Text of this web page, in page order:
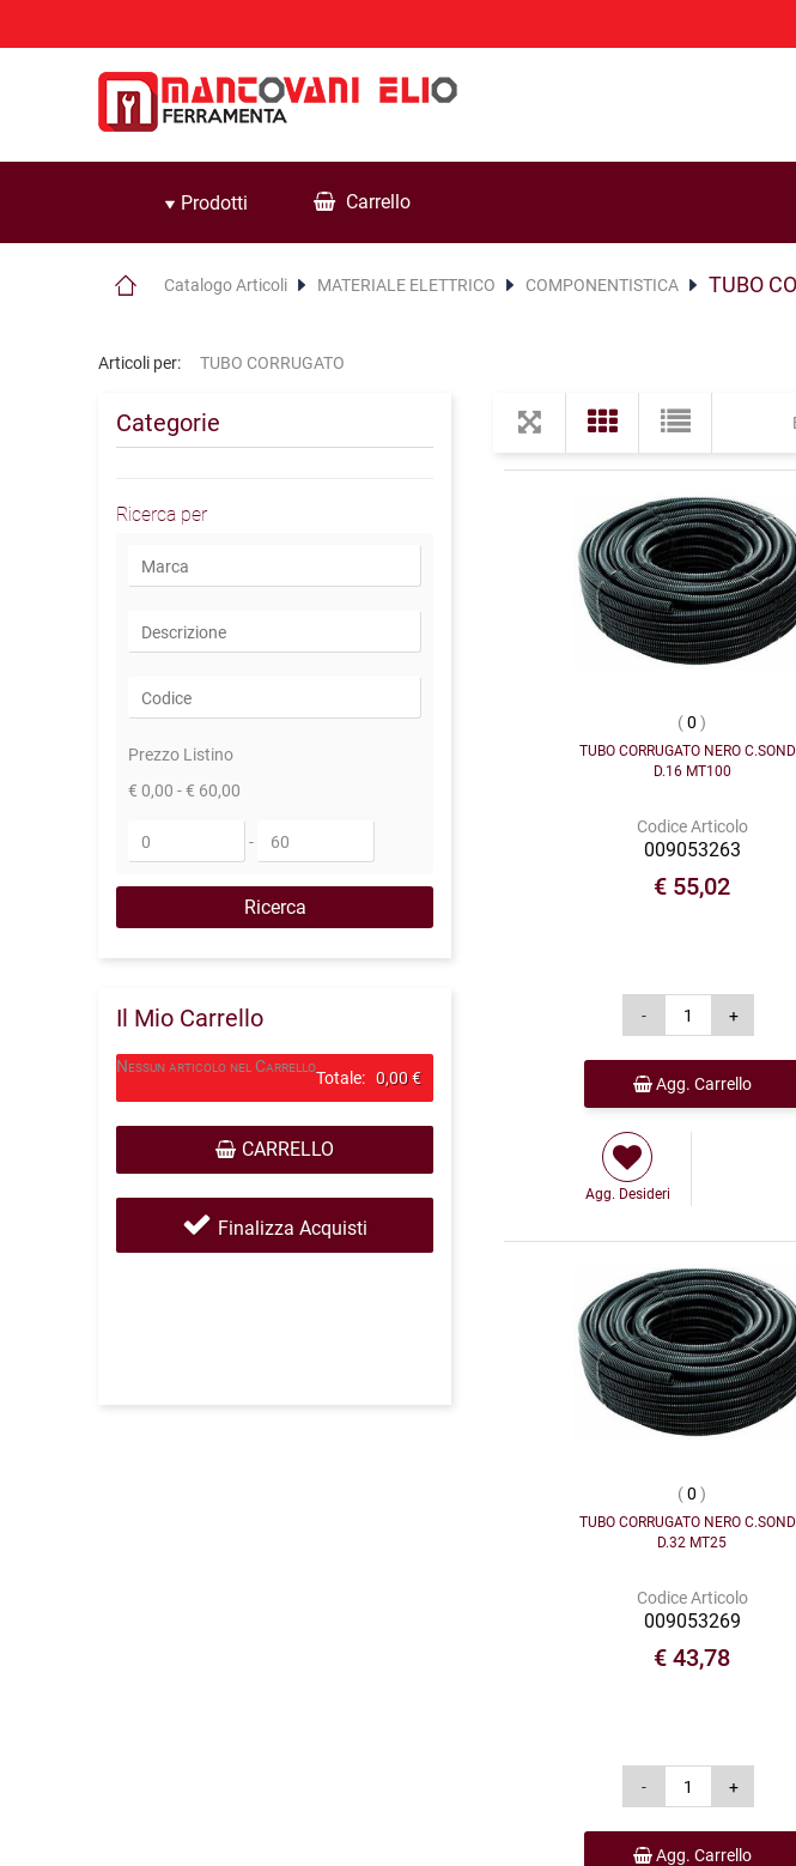
Prodotti Carrello
Catalogo Articoli MATERIALE ELETTRICO COMPONENTISTICA TUBO
Articoli per: TUBO CORRUGATO
Categorie
Ricerca per
Prezzo Listino
€ 0,00 - € 60,00
-
Il Mio Carrello
Nessun articolo nel Carrello
Totale: 0,00 €
CARRELLO
Finalizza Acquisti
(0)
TUBO CORRUGATO NERO
D.16 MT100
Codice Articolo
009053263
€ 55,02
Agg. Carrello
Agg. Desideri
(0)
TUBO CORRUGATO NERO
D.32 MT25
Codice Articolo
009053269
€ 43,78
Agg. Carrello